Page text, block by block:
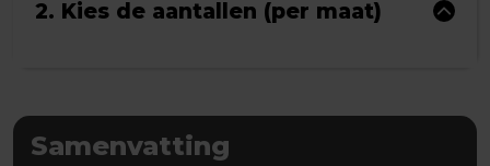
2. Kies de aantallen (per maat)
Samenvatting